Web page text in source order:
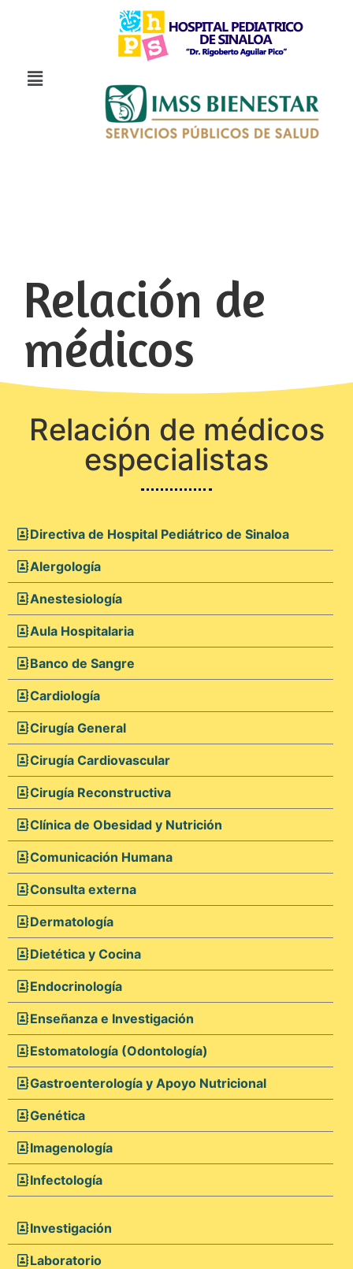
Relación de
médicos
Relación de médicos
especialistas
Directiva de Hospital Pediátrico de Sinaloa
Alergología
Anestesiología
Aula Hospitalaria
Banco de Sangre
Cardiología
Cirugía General
Cirugía Cardiovascular
Cirugía Reconstructiva
Clínica de Obesidad y Nutrición
Comunicación Humana
Consulta externa
Dermatología
Dietética y Cocina
Endocrinología
Enseñanza e Investigación
Estomatología (Odontología)
Gastroenterología y Apoyo Nutricional
Genética
Imagenología
Infectología
Investigación
Laboratorio